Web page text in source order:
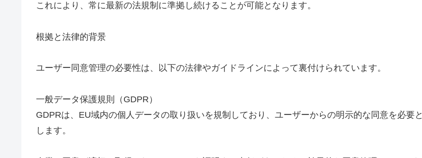
これにより、常に最新の法規制に準拠し続けることが可能となります。
根拠と法律的背景
ユーザー同意管理の必要性は、以下の法律やガイドラインによって裏付けられています。
一般データ保護規則（GDPR）
GDPRは、EU域内の個人データの取り扱いを規制しており、ユーザーからの明示的な同意を必要と
します。